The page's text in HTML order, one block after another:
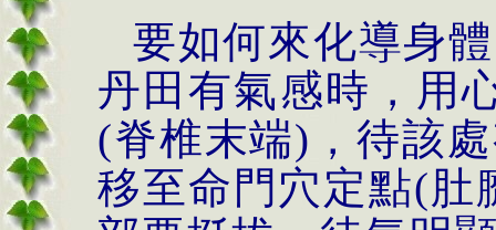
要如何來化導身
丹田有氣感時，用
(脊椎末端) ，待該
移至命門穴定點(肚